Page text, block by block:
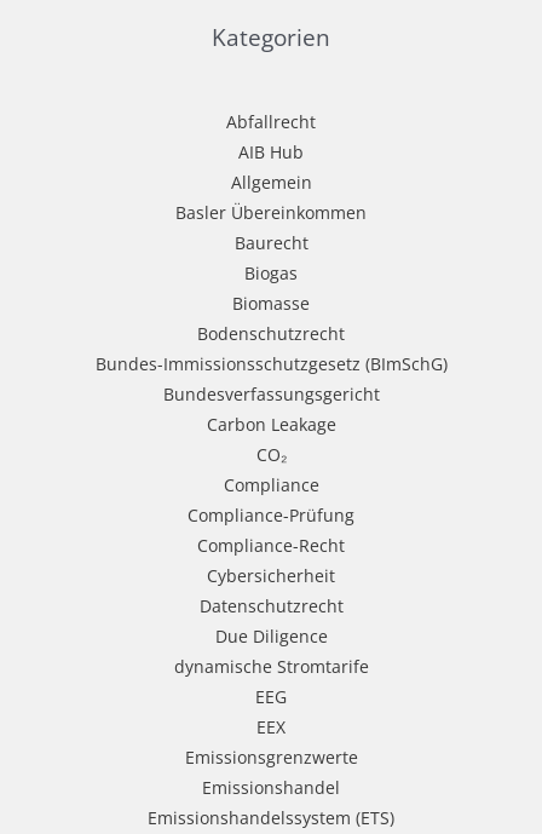
Kategorien
Abfallrecht
AIB Hub
Allgemein
Basler Übereinkommen
Baurecht
Biogas
Biomasse
Bodenschutzrecht
Bundes-Immissionsschutzgesetz (BImSchG)
Bundesverfassungsgericht
Carbon Leakage
CO₂
Compliance
Compliance-Prüfung
Compliance-Recht
Cybersicherheit
Datenschutzrecht
Due Diligence
dynamische Stromtarife
EEG
EEX
Emissionsgrenzwerte
Emissionshandel
Emissionshandelssystem (ETS)